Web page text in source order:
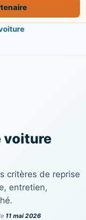
voiture
critères de reprise
entretien,
11 mai 2026